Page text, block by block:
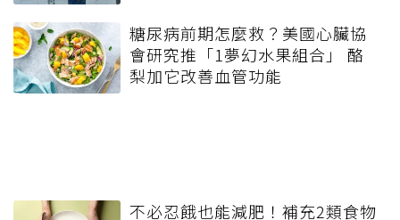
糖尿病前期怎麼救？美國心臟協
會研究推「1夢幻水果組合」 酪
梨加它改善血管功能
不必忍餓也能減肥！補充2類食物